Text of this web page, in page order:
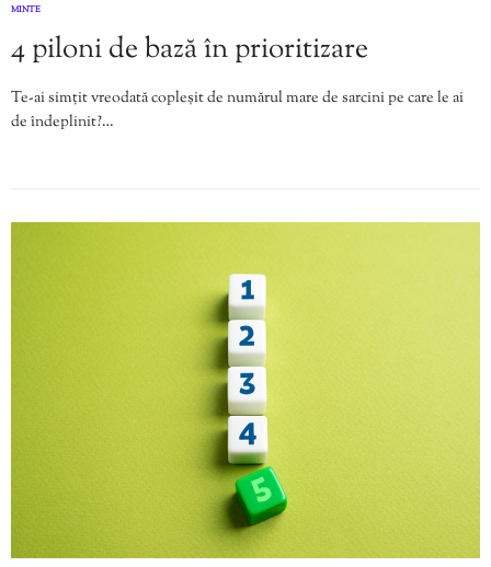
MINTE
4 piloni de bază în prioritizare
Te-ai simțit vreodată copleșit de numărul mare de sarcini pe care le ai
de îndeplinit?…